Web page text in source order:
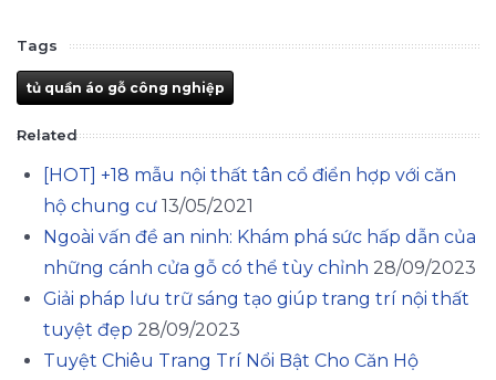
Tags
tủ quần áo gỗ công nghiệp
Related
[HOT] +18 mẫu nội thất tân cổ điển hợp với căn
hộ chung cư 13/05/2021
Ngoài vấn đề an ninh: Khám phá sức hấp dẫn của
những cánh cửa gỗ có thể tùy chỉnh 28/09/2023
Giải pháp lưu trữ sáng tạo giúp trang trí nội thất
tuyệt đẹp 28/09/2023
Tuyệt Chiêu Trang Trí Nổi Bật Cho Căn Hộ